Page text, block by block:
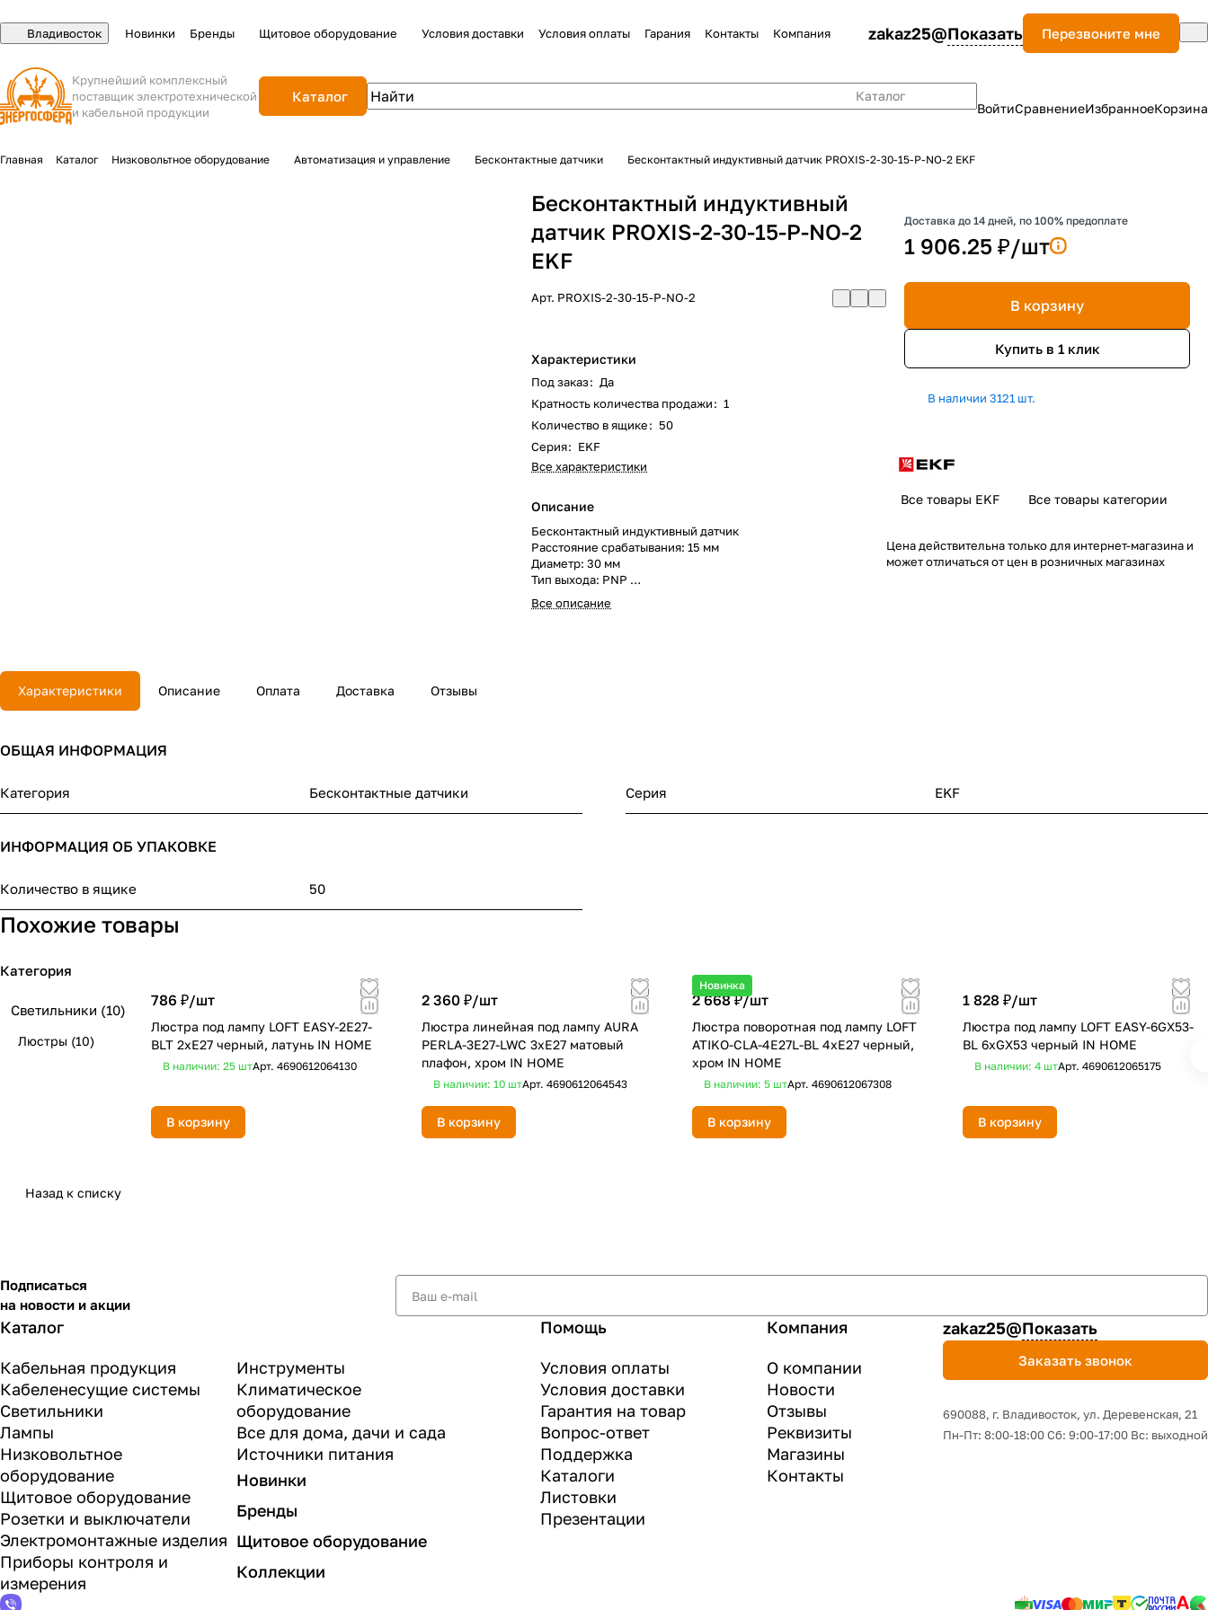
Владивосток Новинки Бренды Щитовое оборудование Условия доставки Условия оплаты Гарания Контакты Компания zakaz25@Показать Перезвоните мне
Крупнейший комплексный
поставщик электротехнической
и кабельной продукции
Каталог
Каталог
ВойтиСравнениеИзбранноеКорзина
Главная Каталог Низковольтное оборудование Автоматизация и управление Бесконтактные датчики Бесконтактный индуктивный датчик PROXIS-2-30-15-P-NO-2 EKF
Бесконтактный индуктивный
датчик PROXIS-2-30-15-P-NO-2
EKF
Арт. PROXIS-2-30-15-P-NO-2
Характеристики
Под заказ: Да
Кратность количества продажи: 1
Количество в ящике: 50
Серия: EKF
Все характеристики
Описание
Бесконтактный индуктивный датчик
Расстояние срабатывания: 15 мм
Диаметр: 30 мм
Тип выхода: PNP
Нормально-открытый контакт
Все описание
Доставка до 14 дней, по 100% предоплате
1 906.25 ₽/шт
В корзину
Купить в 1 клик
В наличии 3121 шт.
Все товары EKF Все товары категории
Цена действительна только для интернет-магазина и
может отличаться от цен в розничных магазинах
Характеристики Описание Оплата Доставка Отзывы
ОБЩАЯ ИНФОРМАЦИЯ
Категория Бесконтактные датчики Серия EKF
ИНФОРМАЦИЯ ОБ УПАКОВКЕ
Количество в ящике 50
Похожие товары
786 ₽/шт
Люстра под лампу LOFT EASY-2E27-
BLT 2хЕ27 черный, латунь IN HOME
В наличии: 25 штАрт. 4690612064130
В корзину
2 360 ₽/шт
Люстра линейная под лампу AURA
PERLA-3E27-LWC 3хЕ27 матовый
плафон, хром IN HOME
В наличии: 10 штАрт. 4690612064543
В корзину
Новинка
2 668 ₽/шт
Люстра поворотная под лампу LOFT
ATIKO-СLА-4E27L-BL 4хЕ27 черный,
хром IN HOME
В наличии: 5 штАрт. 4690612067308
В корзину
1 828 ₽/шт
Люстра под лампу LOFT EASY-6GX53-
BL 6хGX53 черный IN HOME
В наличии: 4 штАрт. 4690612065175
В корзину
Категория
Светильники (10)
Люстры (10)
Назад к списку
Подписаться
на новости и акции
Каталог
Кабельная продукция
Кабеленесущие системы
Светильники
Лампы
Низковольтное
оборудование
Щитовое оборудование
Розетки и выключатели
Электромонтажные изделия
Приборы контроля и
измерения
Инструменты
Климатическое
оборудование
Все для дома, дачи и сада
Источники питания
Новинки
Бренды
Щитовое оборудование
Коллекции
Помощь
Условия оплаты
Условия доставки
Гарантия на товар
Вопрос-ответ
Поддержка
Каталоги
Листовки
Презентации
Компания
О компании
Новости
Отзывы
Реквизиты
Магазины
Контакты
zakaz25@Показать
Заказать звонок
690088, г. Владивосток, yл. Деревенская, 21
Пн-Пт: 8:00-18:00 Сб: 9:00-17:00 Вс: выходной